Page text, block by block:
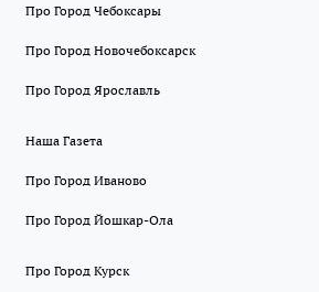
Про Город Чебоксары
Про Город Новочебоксарск
Про Город Ярославль
Наша Газета
Про Город Иваново
Про Город Йошкар-Ола
Про Город Курск